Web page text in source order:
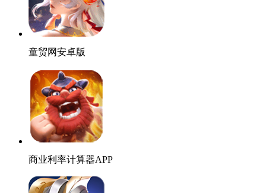
童贸网安卓版
商业利率计算器APP